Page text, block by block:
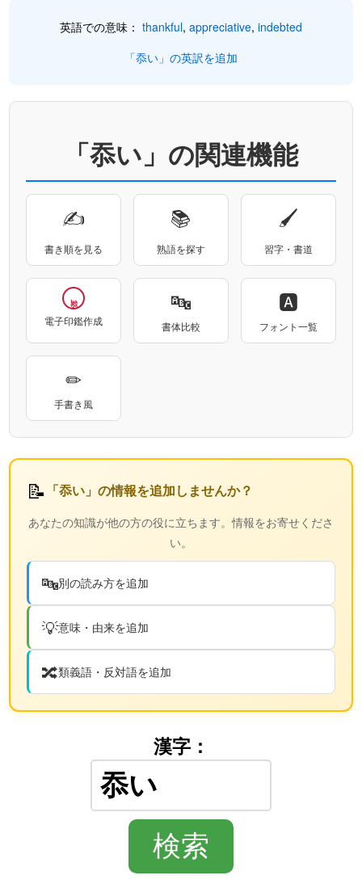
英語での意味： thankful, appreciative, indebted
「忝い」の英訳を追加
「忝い」の関連機能
✍
書き順を見る
📚
熟語を探す
🖌
習字・書道
電子印鑑作成
🔤
書体比較
🅰
フォント一覧
✏
手書き風
📝 「忝い」の情報を追加しませんか？
あなたの知識が他の方の役に立ちます。情報をお寄せくださ
い。
🔤別の読み方を追加
💡意味・由来を追加
🔀類義語・反対語を追加
漢字：